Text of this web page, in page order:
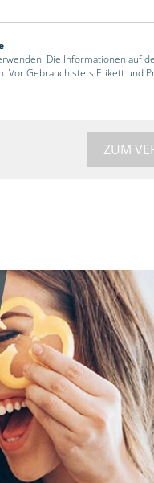
Die Informationen auf
Vor Gebrauch stets Etikett und
ZUM